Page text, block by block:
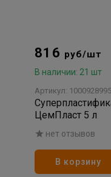
816 руб/шт
В наличии: 21 шт
Артикул:
ЦемПласт 5 л
нет отзывов
В корзину